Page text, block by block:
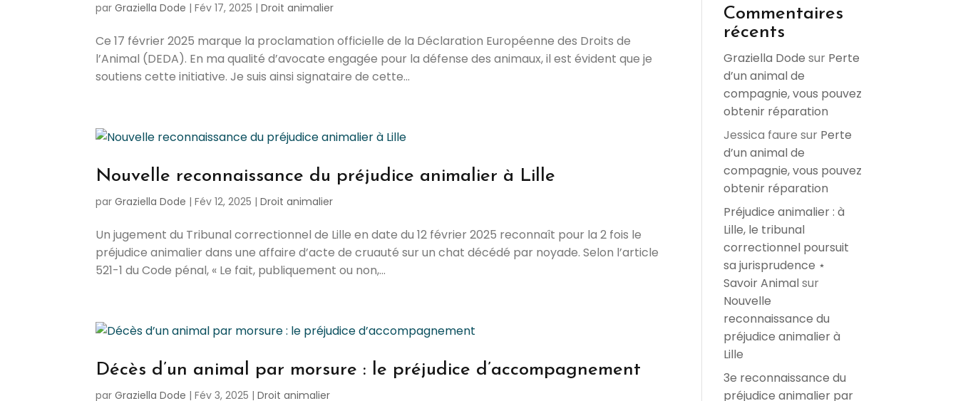
parGraziella Dode |Fév 17, 2025 |Droit animalier
Ce 17 février 2025 marque la proclamation officielle de la Déclaration Européenne des Droits de
l’Animal (DEDA). En ma qualité d’avocate engagée pour la défense des animaux, il est évident que je
soutiens cette initiative. Je suis ainsi signataire de cette...
Nouvelle reconnaissance du préjudice animalier à Lille
parGraziella Dode |Fév 12, 2025 |Droit animalier
Un jugement du Tribunal correctionnel de Lille en date du 12 février 2025 reconnaît pour la 2 fois le
préjudice animalier dans une affaire d’acte de cruauté sur un chat décédé par noyade. Selon l’article
521-1 du Code pénal, « Le fait, publiquement ou non,...
Décès d’un animal par morsure : le préjudice d’accompagnement
parGraziella Dode |Fév 3, 2025 |Droit animalier
Commentaires
récents
Graziella Dode sur Perte
d’un animal de
compagnie, vous pouvez
obtenir réparation
Jessica faure sur Perte
d’un animal de
compagnie, vous pouvez
obtenir réparation
Préjudice animalier : à
Lille, le tribunal
correctionnel poursuit
sa jurisprudence ⋆
Savoir Animalsur
Nouvelle
reconnaissance du
préjudice animalier à
Lille
3e reconnaissance du
préjudice animalier par